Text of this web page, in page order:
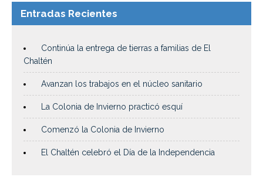
Entradas Recientes
Continúa la entrega de tierras a familias de El
Chaltén
Avanzan los trabajos en el núcleo sanitario
La Colonia de Invierno practicó esquí
Comenzó la Colonia de Invierno
El Chaltén celebró el Día de la Independencia